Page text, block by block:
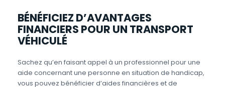
BÉNÉFICIEZ D’AVANTAGES
FINANCIERS POUR UN TRANSPORT
VÉHICULÉ
Sachez qu’en faisant appel à un professionnel pour une
aide concernant une personne en situation de handicap,
vous pouvez bénéficier d’aides financières et de